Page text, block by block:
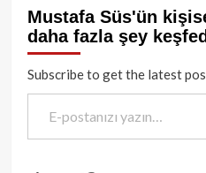
Mustafa Süs'ün
daha fazla şey
Subscribe to get the latest
E-postanızı yazın…